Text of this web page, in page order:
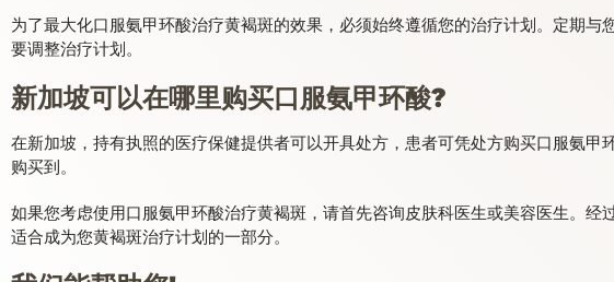
为了最大化口服氨甲环酸治疗黄褐斑的效果，必须始终遵循您的治疗计划。定期
要调整治疗计划。
新加坡可以在哪里购买口服氨甲环酸?
在新加坡，持有执照的医疗保健提供者可以开具处方，患者可凭处方购买口服氨甲
购买到。
如果您考虑使用口服氨甲环酸治疗黄褐斑，请首先咨询皮肤科医生或美容医生。经
适合成为您黄褐斑治疗计划的一部分。